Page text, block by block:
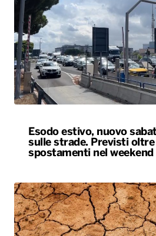
Esodo estivo, nuovo
sulle strade. Previsti
spostamenti nel weekend